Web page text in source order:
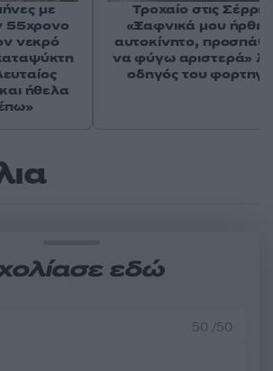
εδώ
50 /50
με
55χρονο
νεκρό
ήθελα
Τροχαίο στις
«Ξαφνικά μου ήρθε
αυτοκίνητο,
να φύγω αριστερά»
οδηγός του